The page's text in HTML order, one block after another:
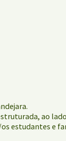
ao
estudantes e